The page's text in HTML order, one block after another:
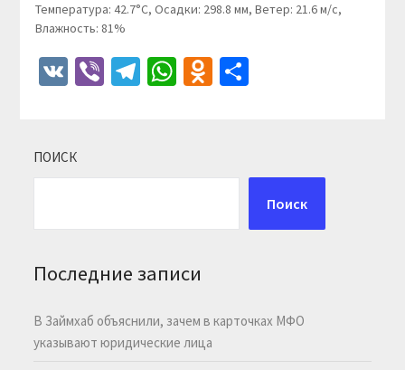
Температура: 42.7°C, Осадки: 298.8 мм, Ветер: 21.6 м/с,
Влажность: 81%
VKViberTelegram
WhatsApp
Odnoklassniki
Отправить
ПОИСК
Поиск
Последние записи
В Займхаб объяснили, зачем в карточках МФО
указывают юридические лица